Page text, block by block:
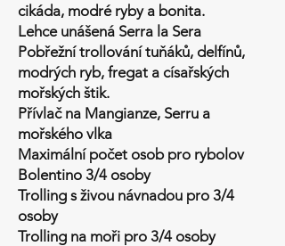
cikáda, modré ryby a bonita.
Lehce unášená Serra la Sera
Pobřežní trollování tuňáků, delfínů,
modrých ryb, fregat a císařských
mořských štik.
Přívlač na Mangianze, Serru a
mořského vlka
Maximální počet osob pro rybolov
Bolentino 3/4 osoby
Trolling s živou návnadou pro 3/4
osoby
Trolling na moři pro 3/4 osoby